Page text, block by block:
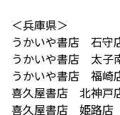
＜兵庫県＞
うかいや書店 石守
うかいや書店 太子
うかいや書店 福崎
喜久屋書店 北神戸
喜久屋書店 姫路店